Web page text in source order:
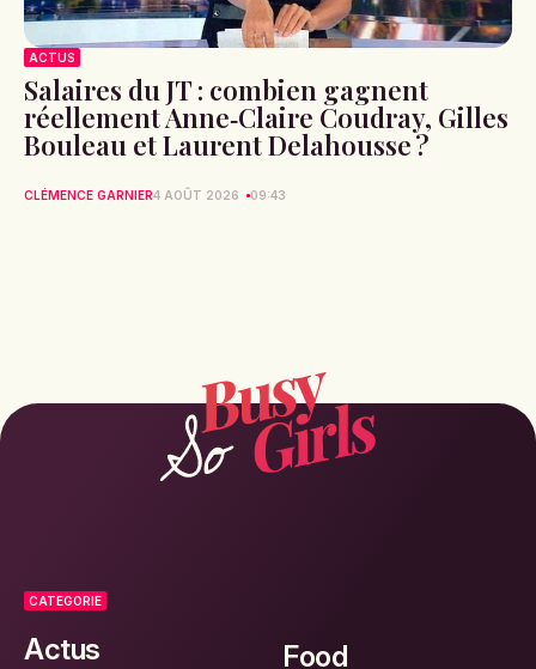
ACTUS
Salaires du JT : combien gagnent
réellement Anne‑Claire Coudray, Gilles
Bouleau et Laurent Delahousse ?
CLÉMENCE GARNIER4 AOÛT 2026 09:43
CATEGORIE
Actus Food